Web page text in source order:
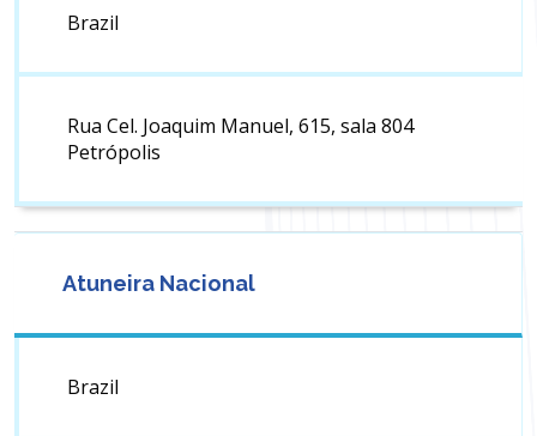
Brazil
Rua Cel. Joaquim Manuel, 615, sala 804
Petrópolis
Atuneira Nacional
Brazil